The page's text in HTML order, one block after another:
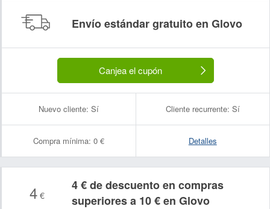
Envío estándar gratuito en Glovo
Canjea el cupón
Nuevo cliente: Sí Cliente recurrente: Sí
Compra mínima: 0 € Detalles
4 €
4 € de descuento en compras
superiores a 10 € en Glovo